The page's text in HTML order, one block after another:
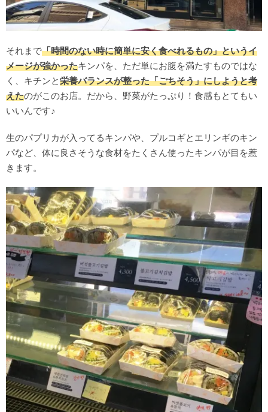
それまで「時間のない時に簡単に安く食べれるもの」というイ
メージが強かったキンパを、ただ単にお腹を満たすものではな
く、キチンと栄養バランスが整った「ごちそう」にしようと考
えたのがこのお店。だから、野菜がたっぷり！食感もとてもい
いいんです♪
生のパプリカが入ってるキンパや、プルコギとエリンギのキン
パなど、体に良さそうな食材をたくさん使ったキンパが目を惹
きます。